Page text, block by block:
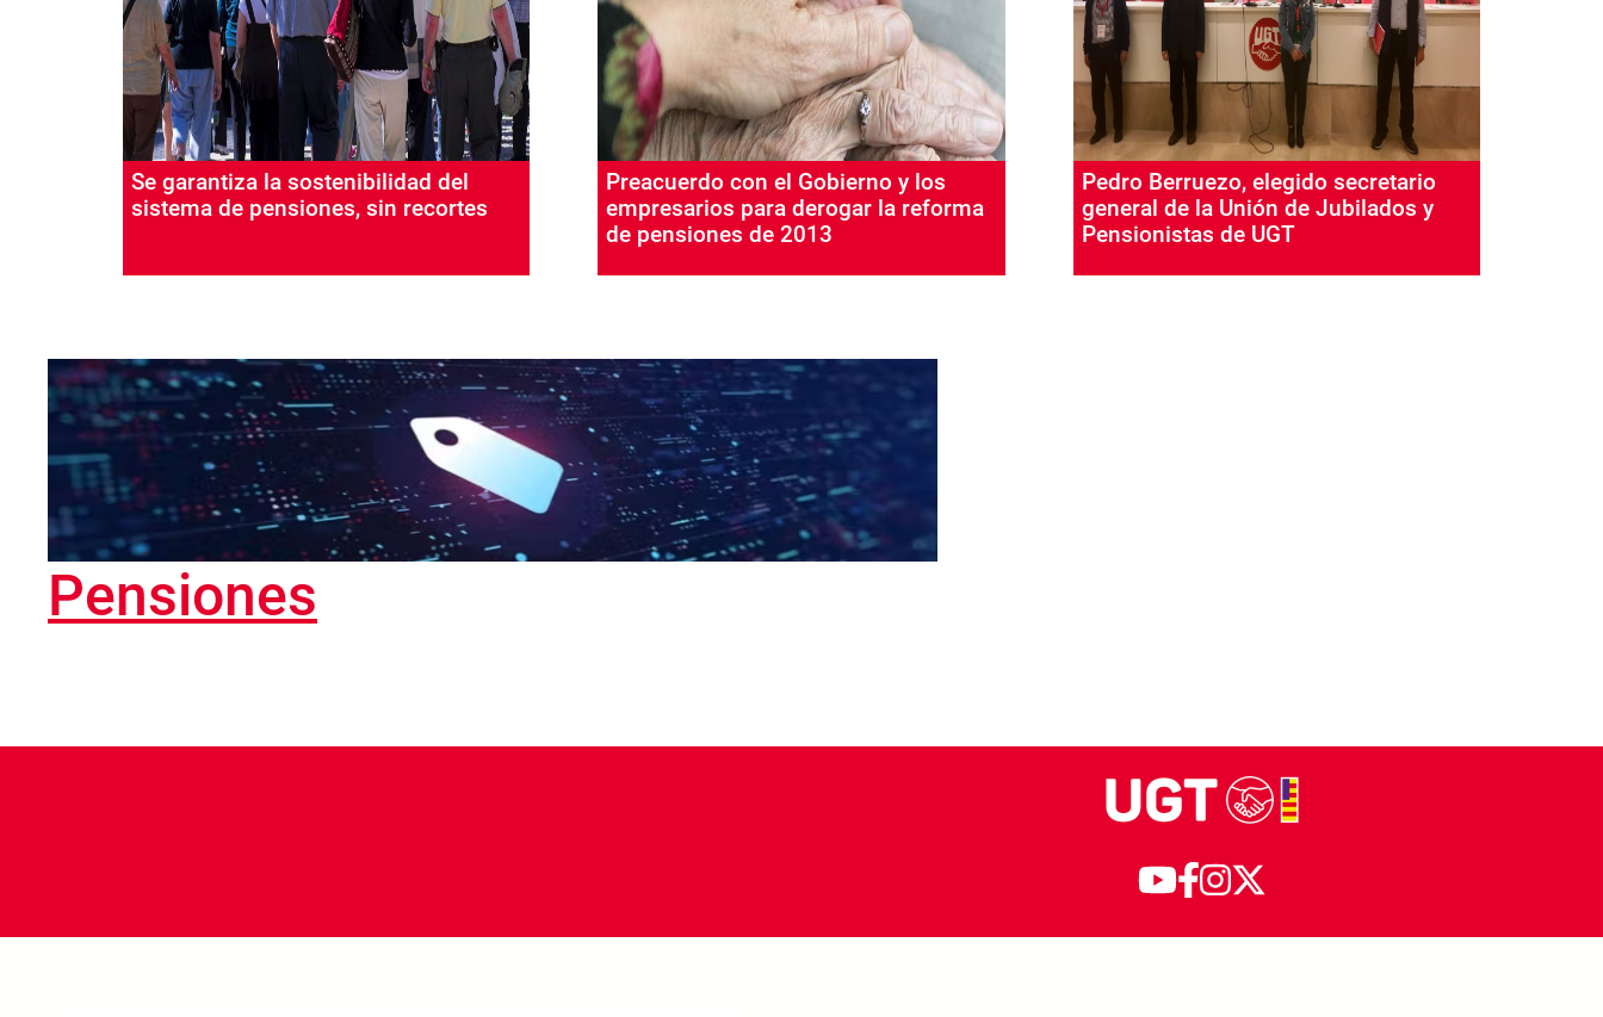
Se garantiza la sostenibilidad del
sistema de pensiones, sin recortes
Preacuerdo con el Gobierno y los
empresarios para derogar la reforma
de pensiones de 2013
Pedro Berruezo, elegido secretario
general de la Unión de Jubilados y
Pensionistas de UGT
Pensiones